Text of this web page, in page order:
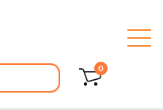
0